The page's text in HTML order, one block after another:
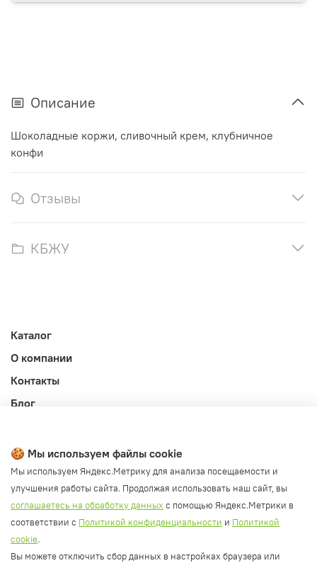
Описание
Шоколадные коржи, сливочный крем, клубничное
конфи
Отзывы
КБЖУ
Каталог
О компании
Контакты
Блог
Публичная оферта
Политика конфиденциальности и обработки ПД
Согласие на обработку ПД
Согласие на рассылку
Согласие на обработку cookie файлов
🍪 Мы используем файлы cookie
Мы используем Яндекс.Метрику для анализа посещаемости и
улучшения работы сайта. Продолжая использовать наш сайт, вы
соглашаетесь на обработку данных с помощью Яндекс.Метрики в
соответствии с Политикой конфиденциальности и Политикой
cookie.
Вы можете отключить сбор данных в настройках браузера или